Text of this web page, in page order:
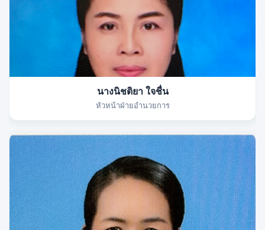
นางนิชติยา ใจชื่น
หัวหน้าฝ่ายอำนวยการ